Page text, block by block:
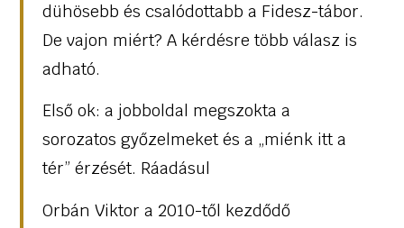
dühösebb és csalódottabb a Fidesz-tábor.
De vajon miért? A kérdésre több válasz is
adható.
Első ok: a jobboldal megszokta a
sorozatos győzelmeket és a „miénk itt a
tér” érzését. Ráadásul
Orbán Viktor a 2010-től kezdődő